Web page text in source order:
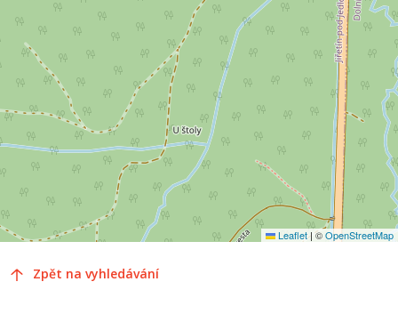
Leaflet|©OpenStreetMap
Zpět na vyhledávání